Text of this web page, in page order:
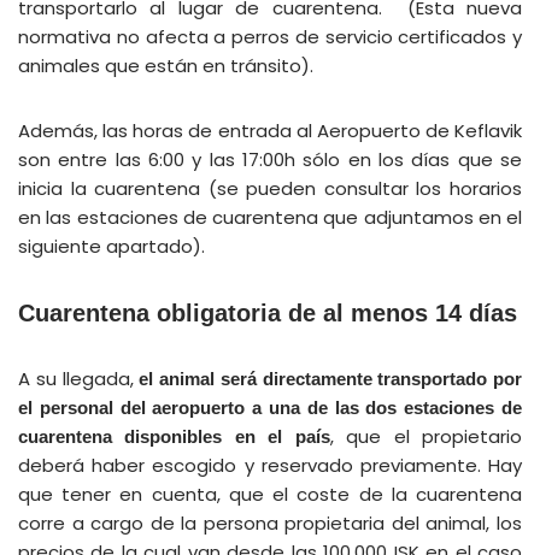
transportarlo al lugar de cuarentena. (Esta nueva
normativa no afecta a perros de servicio certificados y
animales que están en tránsito).
Además, las horas de entrada al Aeropuerto de Keflavik
son entre las 6:00 y las 17:00h sólo en los días que se
inicia la cuarentena (se pueden consultar los horarios
en las estaciones de cuarentena que adjuntamos en el
siguiente apartado).
Cuarentena obligatoria de al menos 14 días
A su llegada,el animal será directamente transportado por
el personal del aeropuerto a una de las dos estaciones de
cuarentena disponibles en el país, que el propietario
deberá haber escogido y reservado previamente. Hay
que tener en cuenta, que el coste de la cuarentena
corre a cargo de la persona propietaria del animal, los